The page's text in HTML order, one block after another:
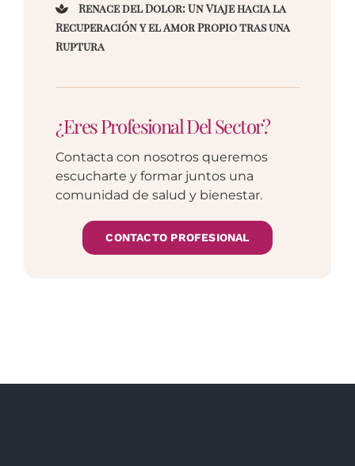
Renace del Dolor: Un Viaje hacia la
Recuperación y el Amor Propio tras una
Ruptura
¿Eres Profesional Del Sector?
Contacta con nosotros queremos
escucharte y formar juntos una
comunidad de salud y bienestar.
CONTACTO PROFESIONAL